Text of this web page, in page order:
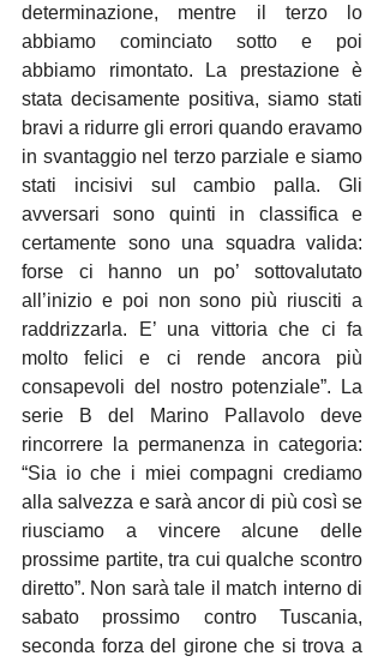
determinazione, mentre il terzo lo
abbiamo cominciato sotto e poi
abbiamo rimontato. La prestazione è
stata decisamente positiva, siamo stati
bravi a ridurre gli errori quando eravamo
in svantaggio nel terzo parziale e siamo
stati incisivi sul cambio palla. Gli
avversari sono quinti in classifica e
certamente sono una squadra valida:
forse ci hanno un po’ sottovalutato
all’inizio e poi non sono più riusciti a
raddrizzarla. E’ una vittoria che ci fa
molto felici e ci rende ancora più
consapevoli del nostro potenziale”. La
serie B del Marino Pallavolo deve
rincorrere la permanenza in categoria:
“Sia io che i miei compagni crediamo
alla salvezza e sarà ancor di più così se
riusciamo a vincere alcune delle
prossime partite, tra cui qualche scontro
diretto”. Non sarà tale il match interno di
sabato prossimo contro Tuscania,
seconda forza del girone che si trova a